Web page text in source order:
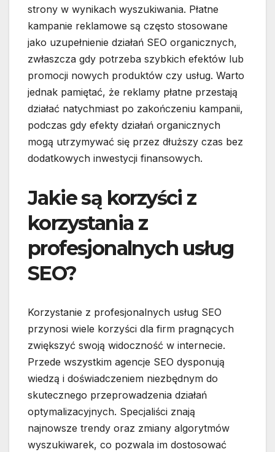
strony w wynikach wyszukiwania. Płatne
kampanie reklamowe są często stosowane
jako uzupełnienie działań SEO organicznych,
zwłaszcza gdy potrzeba szybkich efektów lub
promocji nowych produktów czy usług. Warto
jednak pamiętać, że reklamy płatne przestają
działać natychmiast po zakończeniu kampanii,
podczas gdy efekty działań organicznych
mogą utrzymywać się przez dłuższy czas bez
dodatkowych inwestycji finansowych.
Jakie są korzyści z
korzystania z
profesjonalnych usług
SEO?
Korzystanie z profesjonalnych usług SEO
przynosi wiele korzyści dla firm pragnących
zwiększyć swoją widoczność w internecie.
Przede wszystkim agencje SEO dysponują
wiedzą i doświadczeniem niezbędnym do
skutecznego przeprowadzenia działań
optymalizacyjnych. Specjaliści znają
najnowsze trendy oraz zmiany algorytmów
wyszukiwarek, co pozwala im dostosować